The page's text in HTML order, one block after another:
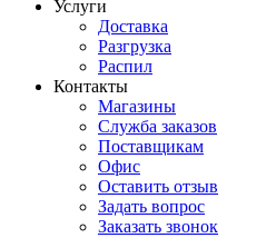
Услуги
Доставка
Разгрузка
Распил
Контакты
Магазины
Служба заказов
Поставщикам
Офис
Оставить отзыв
Задать вопрос
Заказать звонок